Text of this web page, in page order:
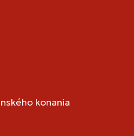
konania